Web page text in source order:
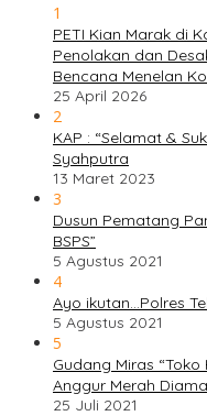
1
PETI Kian Marak di
Penolakan dan
Bencana Menelan
25 April 2026
2
KAP : “Selamat &
Syahputra
13 Maret 2023
3
Dusun Pematang
BSPS”
5 Agustus 2021
4
Ayo ikutan…Polres
5 Agustus 2021
5
Gudang Miras
Anggur Merah
25 Juli 2021